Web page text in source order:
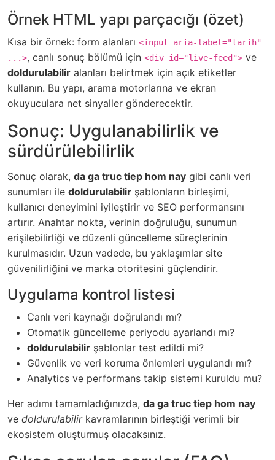
Örnek HTML yapı parçacığı (özet)
Kısa bir örnek: form alanları <input aria-label="tarih"
...>, canlı sonuç bölümü için <div id="live-feed"> ve
doldurulabilir alanları belirtmek için açık etiketler
kullanın. Bu yapı, arama motorlarına ve ekran
okuyuculara net sinyaller gönderecektir.
Sonuç: Uygulanabilirlik ve
sürdürülebilirlik
Sonuç olarak, da ga truc tiep hom nay gibi canlı veri
sunumları ile doldurulabilir şablonların birleşimi,
kullanıcı deneyimini iyileştirir ve SEO performansını
artırır. Anahtar nokta, verinin doğruluğu, sunumun
erişilebilirliği ve düzenli güncelleme süreçlerinin
kurulmasıdır. Uzun vadede, bu yaklaşımlar site
güvenilirliğini ve marka otoritesini güçlendirir.
Uygulama kontrol listesi
Canlı veri kaynağı doğrulandı mı?
Otomatik güncelleme periyodu ayarlandı mı?
doldurulabilir şablonlar test edildi mi?
Güvenlik ve veri koruma önlemleri uygulandı mı?
Analytics ve performans takip sistemi kuruldu mu?
Her adımı tamamladığınızda, da ga truc tiep hom nay
ve doldurulabilirkavramlarının birleştiği verimli bir
ekosistem oluşturmuş olacaksınız.